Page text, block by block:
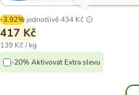
-3.92% jednotlivě434 Kč
417 Kč
139 Kč / kg
-20% Aktivovat Extra slevu